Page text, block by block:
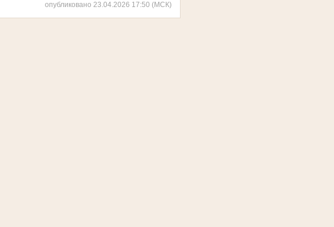
опубликовано 23.04.2026 17:50 (МСК)